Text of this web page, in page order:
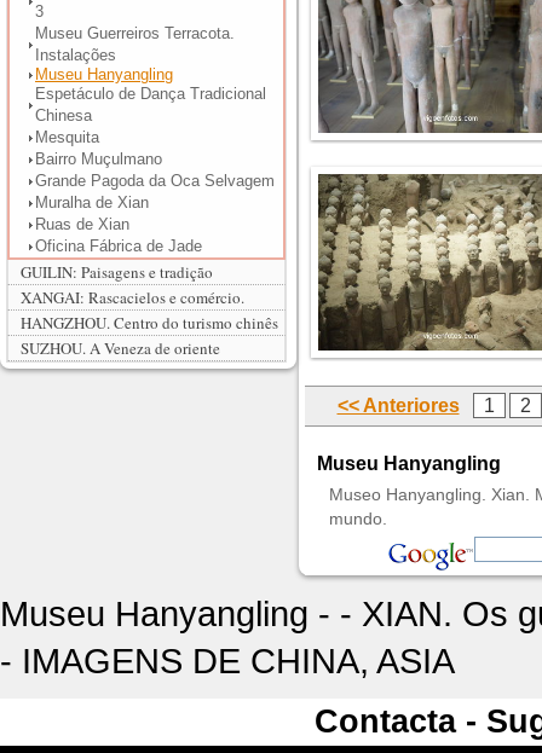
<< Anteriores 1 2
Museu Hanyangling
Museo Hanyangling. Xian.
mundo.
3
Museu Guerreiros Terracota.
Instalações
Museu Hanyangling
Espetáculo de Dança Tradicional
Chinesa
Mesquita
Bairro Muçulmano
Grande Pagoda da Oca Selvagem
Muralha de Xian
Ruas de Xian
Oficina Fábrica de Jade
GUILIN: Paisagens e tradição
XANGAI: Rascacielos e comércio.
HANGZHOU. Centro do turismo chinês
SUZHOU. A Veneza de oriente
Museu Hanyangling - - XIAN. Os
- IMAGENS DE CHINA, ASIA
Contacta -